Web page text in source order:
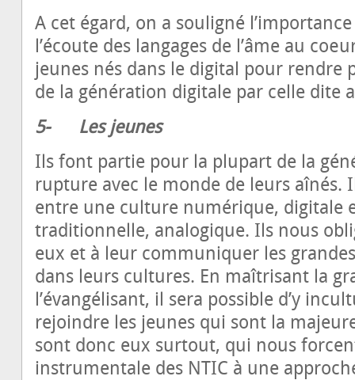
A cet égard, on a souligné
l’écoute des langages de l’âme au
jeunes nés dans le digital pour rendre
de la génération digitale par celle dite
5- Les jeunes
Ils font partie pour la plupart de la
rupture avec le monde de leurs aînés.
entre une culture numérique, digitale
traditionnelle, analogique. Ils nous
eux et à leur communiquer les
dans leurs cultures. En maîtrisant la
l’évangélisant, il sera possible d’y
rejoindre les jeunes qui sont la
sont donc eux surtout, qui nous
instrumentale des NTIC à une